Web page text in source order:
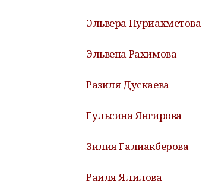
Эльвера Нуриахметова
Эльвена Рахимова
Разиля Дускаева
Гульсина Янгирова
Зилия Галиакберова
Раиля Ялилова